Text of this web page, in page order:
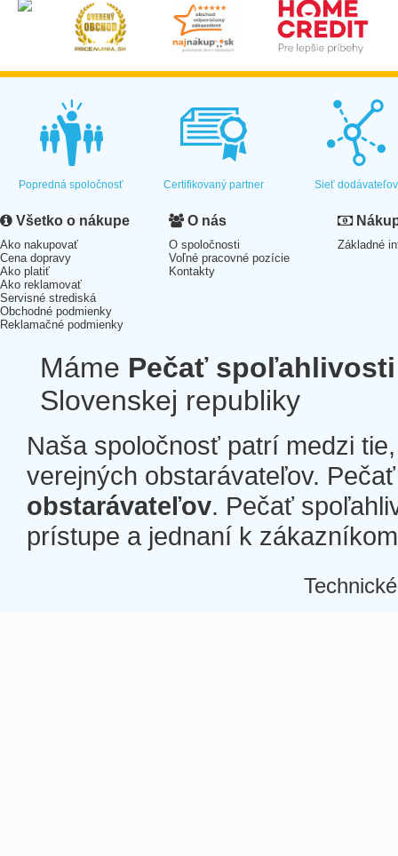
Popredná spoločnosť Certifikovaný partner Sieť dodávateľov
Všetko o nákupe
Ako nakupovať
Cena dopravy
Ako platiť
Ako reklamovať
Servisné strediská
Obchodné podmienky
Reklamačné podmienky
O nás
O spoločnosti
Voľné pracovné pozície
Kontakty
Základné
Máme Pečať spoľahlivosti
Slovenskej republiky
Naša spoločnosť patrí medzi
verejných obstarávateľov.
obstarávateľov. Pečať
prístupe a jednaní k